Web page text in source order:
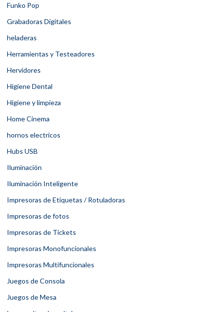
Funko Pop
Grabadoras Digitales
heladeras
Herramientas y Testeadores
Hervidores
Higiene Dental
Higiene y limpieza
Home Cinema
hornos electricos
Hubs USB
Iluminación
Iluminación Inteligente
Impresoras de Etiquetas / Rotuladoras
Impresoras de fotos
Impresoras de Tickets
Impresoras Monofuncionales
Impresoras Multifuncionales
Juegos de Consola
Juegos de Mesa